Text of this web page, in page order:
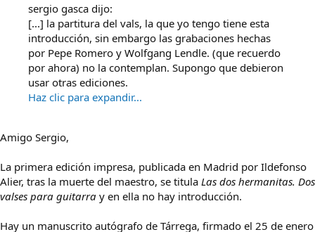
sergio gasca dijo:
[...] la partitura del vals, la que yo tengo tiene esta
introducción, sin embargo las grabaciones hechas
por Pepe Romero y Wolfgang Lendle. (que recuerdo
por ahora) no la contemplan. Supongo que debieron
usar otras ediciones.
Haz clic para expandir...
Amigo Sergio,
La primera edición impresa, publicada en Madrid por Ildefonso
Alier, tras la muerte del maestro, se titula Las dos hermanitas. Dos
valses para guitarra y en ella no hay introducción.
Hay un manuscrito autógrafo de Tárrega, firmado el 25 de enero